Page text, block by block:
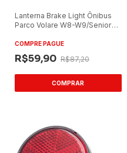
Lanterna Brake Light Ônibus
Parco Volare W8-W9/Senior
COMPRE PAGUE
R$59,90 R$87,20